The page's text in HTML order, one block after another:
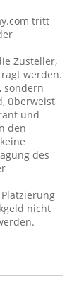
tritt
Zusteller,
werden.
sondern
überweist
und
den
des
nicht